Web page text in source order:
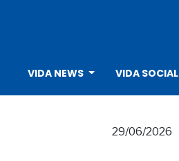
VIDA NEWS VIDA SOCIAL
29/06/2026